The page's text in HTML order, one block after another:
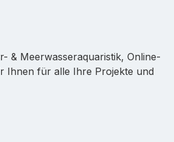
& Meerwasseraquaristik, Online-
Ihnen für alle Ihre Projekte und